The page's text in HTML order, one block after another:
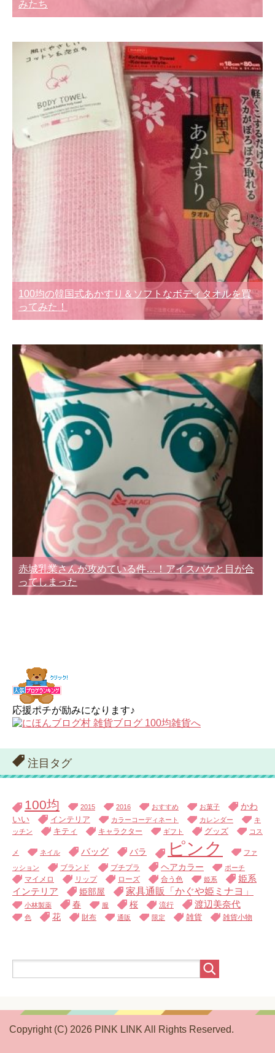
みたち
100均の韓国式あかすり＆ソフトなボディタオルを買
ってみた！
赤城乳業さんが攻めている件…！アイスパケと目が合
ってしまった
応援ポチが励みになります♪
注目タグ
100均 2015 2016 おすすめ お菓子
かわ
いい
インテリア カラーコーディネート カレンダー
キ
ッチン
キティ キャラクター ギフト グッズ コス
メ ネイル バッグ バラ ピンク ファ
ッション ブランド プチプラ ヘアカラー ポーチ
マイメロ リップ ローズ 合う色 姫系
姫系
インテリア
姫部屋 家具通販「かぐや姫ミナヨ」
小林製薬 春 服 桜 流行 渡辺美奈代
色 花 財布 通販 限定 雑貨 雑貨小物
Copyright (C) 2026 PINK LINK All Rights Reserved.